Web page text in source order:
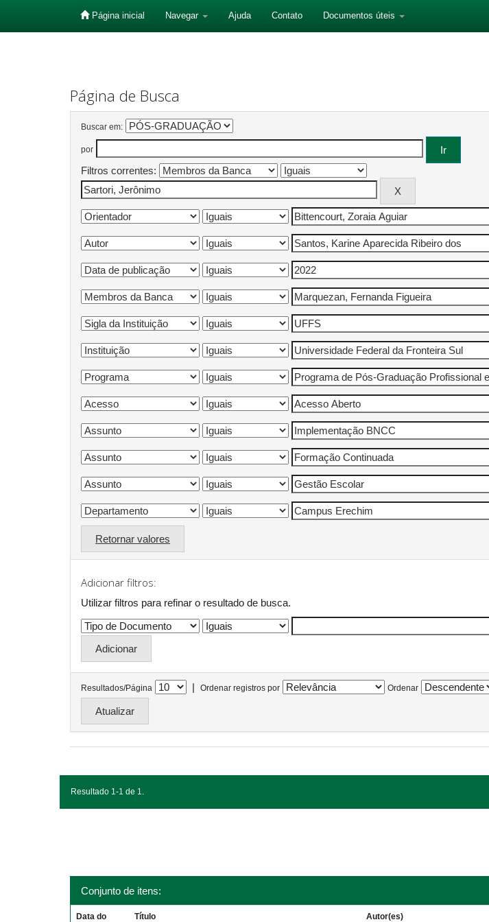
Página inicial Navegar Ajuda Contato Documentos úteis
Página de Busca
Buscar em:
por
Filtros correntes:
Retornar valores
Adicionar filtros:
Utilizar filtros para refinar o resultado de busca.
Resultados/Página | Ordenar registros por Ordenar
Resultado 1-1 de 1.
Conjunto de itens:
Data do Título Autor(es)